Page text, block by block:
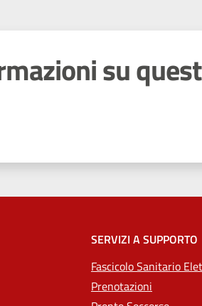
su
SERVIZI A SUPPORTO
Fascicolo Sanitario
Prenotazioni